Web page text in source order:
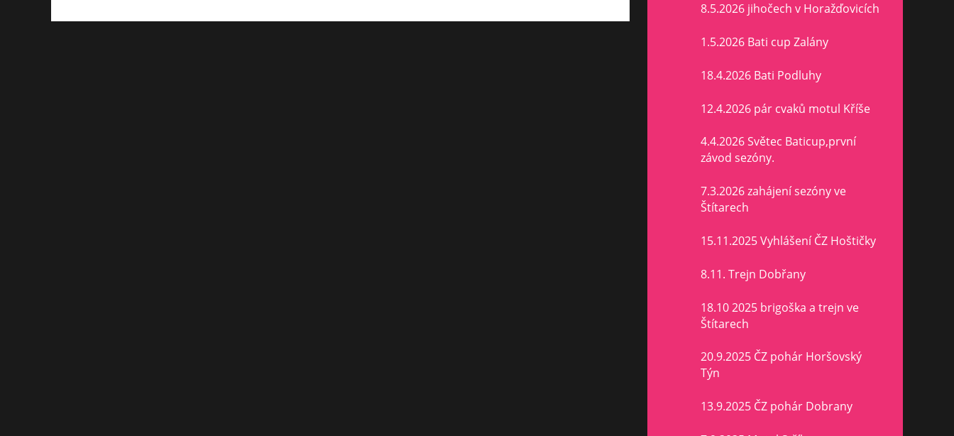
8.5.2026 jihočech v Horažďovicích
1.5.2026 Bati cup Zalány
18.4.2026 Bati Podluhy
12.4.2026 pár cvaků motul Kříše
4.4.2026 Světec Baticup,první
závod sezóny.
7.3.2026 zahájení sezóny ve
Štítarech
15.11.2025 Vyhlášení ČZ Hoštičky
8.11. Trejn Dobřany
18.10 2025 brigoška a trejn ve
Štítarech
20.9.2025 ČZ pohár Horšovský
Týn
13.9.2025 ČZ pohár Dobrany